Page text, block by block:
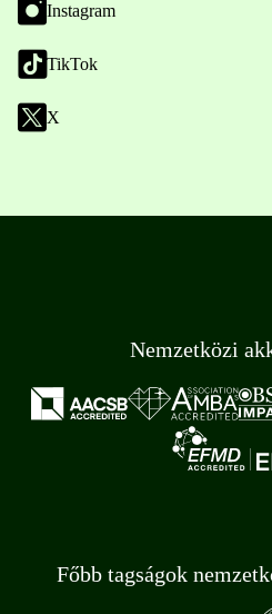
Instagram
TikTok
X
Nemzetközi
Főbb tagságok